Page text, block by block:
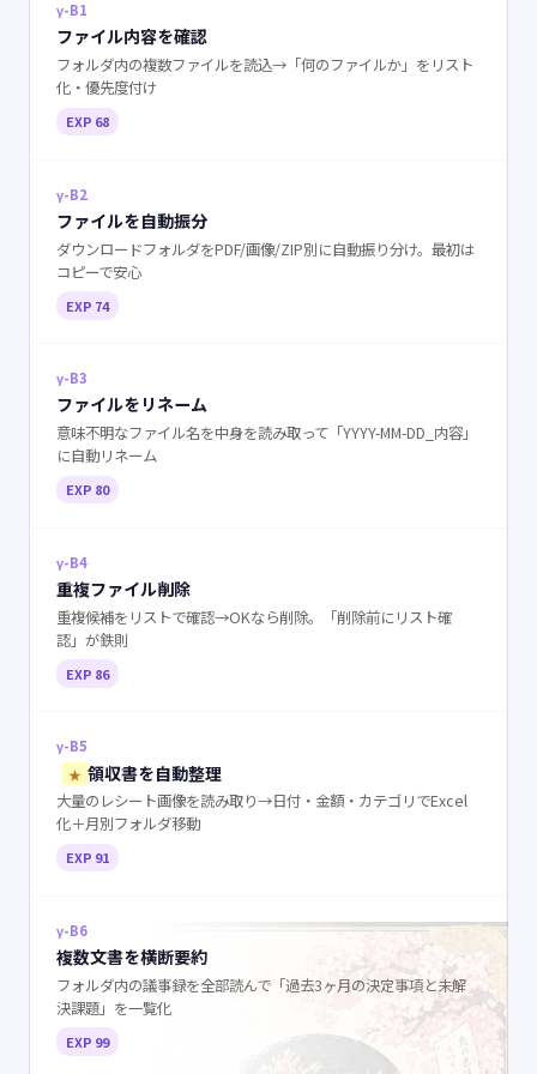
γ-B1
ファイル内容を確認
フォルダ内の複数ファイルを読込→「何のファイルか」をリスト
化・優先度付け
EXP 68
γ-B2
ファイルを自動振分
ダウンロードフォルダをPDF/画像/ZIP別に自動振り分け。最初は
コピーで安心
EXP 74
γ-B3
ファイルをリネーム
意味不明なファイル名を中身を読み取って「YYYY-MM-DD_内容」
に自動リネーム
EXP 80
γ-B4
重複ファイル削除
重複候補をリストで確認→OKなら削除。「削除前にリスト確
認」が鉄則
EXP 86
γ-B5
★ 領収書を自動整理
大量のレシート画像を読み取り→日付・金額・カテゴリでExcel
化＋月別フォルダ移動
EXP 91
γ-B6
複数文書を横断要約
フォルダ内の議事録を全部読んで「過去3ヶ月の決定事項と未解
決課題」を一覧化
EXP 99